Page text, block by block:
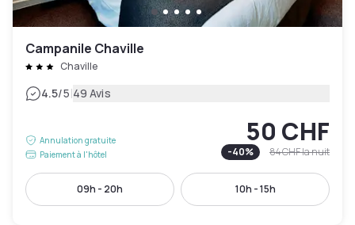
Campanile Chaville
Chaville
4.5/5|49 Avis
Annulation gratuite
Paiement à l'hôtel
50 CHF
-40% 84 CHFla nuit
09h - 20h 10h - 15h